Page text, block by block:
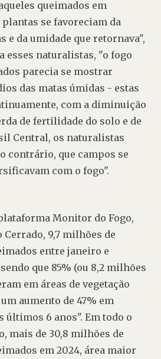
queimados em
se favoreciam da
e da umidade que retornava",
esses naturalistas, "o fogo
parecia se mostrar
das matas úmidas - estas
com a diminuição
de fertilidade do solo e de
Central, os naturalistas
contrário, que campos se
com o fogo".
Monitor do Fogo,
9,7 milhões de
entre janeiro e
que 85% (ou 8,2 milhões
em áreas de vegetação
aumento de 47% em
últimos 6 anos". Em todo o
de 30,8 milhões de
em 2024, área maior